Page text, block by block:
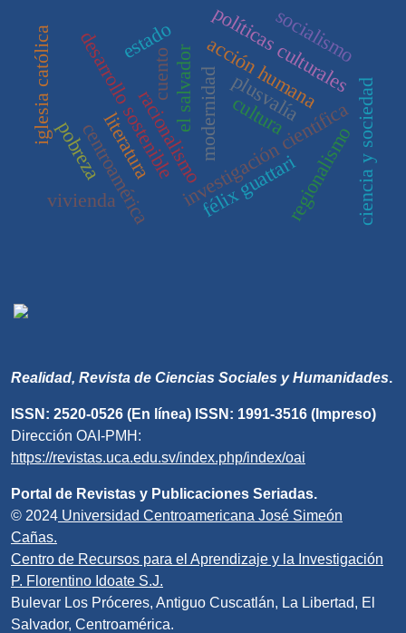
racionalismomodernidad
investigación científicaciencia y sociedad
acción humana
desarrollo sostenible cultura
políticas culturales
el salvador
literatura regionalismo
centroamérica
cuento
félix guattari
estado
vivienda
pobreza
iglesia católica socialismo
plusvalía
Realidad, Revista de Ciencias Sociales y Humanidades.
ISSN: 2520-0526 (En línea) ISSN: 1991-3516 (Impreso)
Dirección OAI-PMH:
https://revistas.uca.edu.sv/index.php/index/oai
Portal de Revistas y Publicaciones Seriadas.
© 2024 Universidad Centroamericana José Simeón
Cañas.
Centro de Recursos para el Aprendizaje y la Investigación
P. Florentino Idoate S.J.
Bulevar Los Próceres, Antiguo Cuscatlán, La Libertad, El
Salvador, Centroamérica.